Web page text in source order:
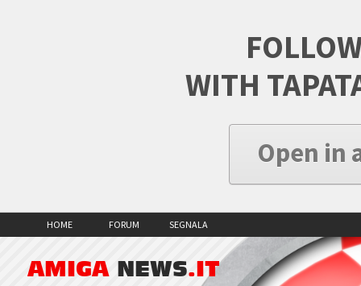
WITH
Open in
HOME FORUM SEGNALA
AMIGA NEWS.IT